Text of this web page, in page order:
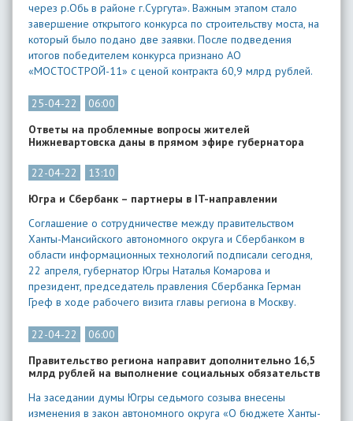
через р.Обь в районе г.Сургута». Важным этапом стало
завершение открытого конкурса по строительству моста, на
который было подано две заявки. После подведения
итогов победителем конкурса признано АО
«МОСТОСТРОЙ-11» с ценой контракта 60,9 млрд рублей.
25-04-22
06:00
Ответы на проблемные вопросы жителей
Нижневартовска даны в прямом эфире губернатора
22-04-22
13:10
Югра и Сбербанк – партнеры в IT-направлении
Соглашение о сотрудничестве между правительством
Ханты-Мансийского автономного округа и Сбербанком в
области информационных технологий подписали сегодня,
22 апреля, губернатор Югры Наталья Комарова и
президент, председатель правления Сбербанка Герман
Греф в ходе рабочего визита главы региона в Москву.
22-04-22
06:00
Правительство региона направит дополнительно 16,5
млрд рублей на выполнение социальных обязательств
На заседании думы Югры седьмого созыва внесены
изменения в закон автономного округа «О бюджете Ханты-